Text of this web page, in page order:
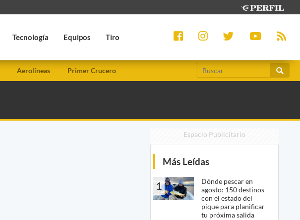
Tecnología Equipos Tiro
Aerolíneas Primer Crucero
Espacio Publicitario
Más Leídas
1
Dónde pescar en
agosto: 150 destinos
con el estado del
pique para planificar
tu próxima salida